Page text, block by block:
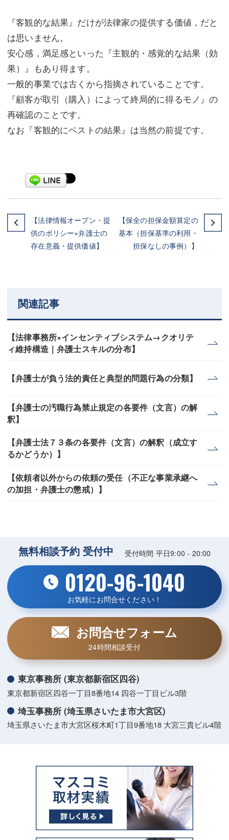
『客観的な結果』だけが法律家の提供する価値，だと
は思いません。
安心感，満足感といった『主観的・感覚的な結果（効
果）』もあり得ます。
一般的事業では古くから指摘されていることです。
『顧客が取引（購入）によって終局的に得るモノ』の
再確認のことです。
なお『客観的にベストの結果』は当然の前提です。
【法律情報オープン・提
供のポリシー×弁護士の
存在意義・提供価値】
【保全の担保金額算定の
基本（担保基準の利用・
担保なしの事例）】
関連記事
【法律事務所×インセンティブシステム→クオリテ
ィ維持構造｜弁護士スキルの分布】
【弁護士が負う法的責任と典型的問題行為の分類】
【弁護士の汚職行為禁止規定の各要件（文言）の解
釈】
【弁護士法７３条の各要件（文言）の解釈（成立す
るかどうか）】
【依頼者以外からの依頼の受任（不正な事業承継へ
の加担・弁護士の懲戒）】
無料相談予約 受付中 受付時間 平日9:00 - 20:00
0120-96-1040
お気軽にお問合せください！
お問合せフォーム
24時間相談受付
東京事務所 (東京都新宿区四谷)
東京都新宿区四谷一丁目8番地14 四谷一丁目ビル3階
埼玉事務所 (埼玉県さいたま市大宮区)
埼玉県さいたま市大宮区桜木町1丁目9番地18 大宮三貴ビル4階